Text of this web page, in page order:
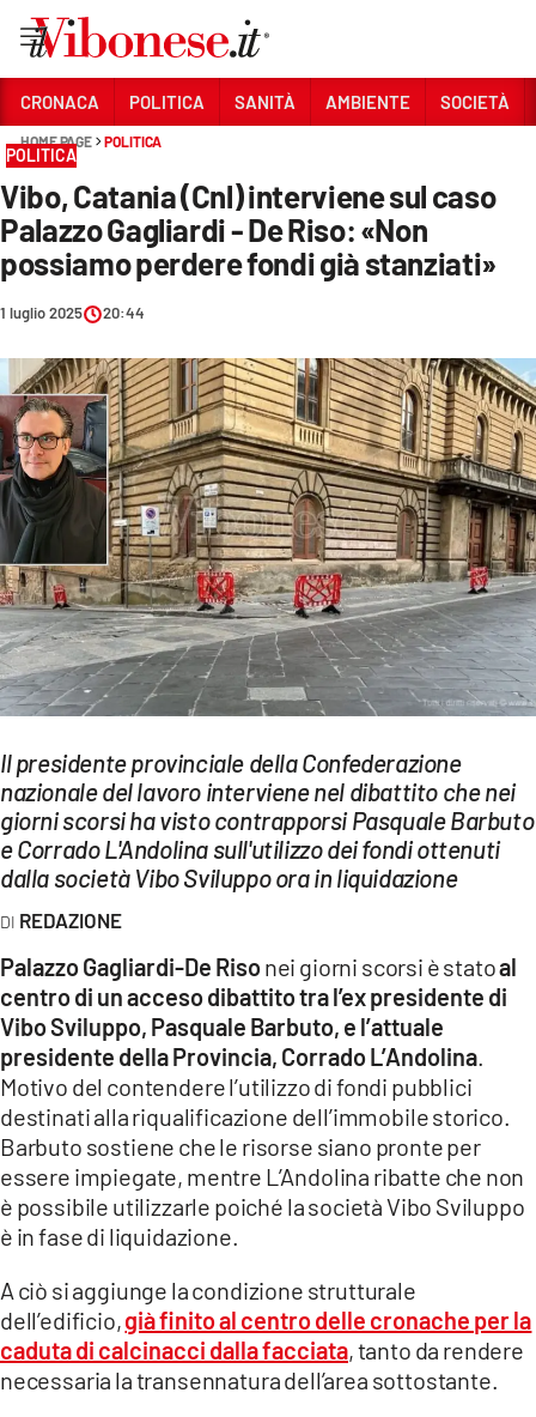
Sezioni
CRONACA
POLITICA
SOCIETÀ
CULTURA
ECONOMIA E LAVORO
EVENTI
SPORT
Streaming
LAC TV
LAC NETWORK
LAC ONAIR
LaC
LACTV.IT
LACONAIR.IT
LACITYMAG.IT
ILREGGINO.IT
COSENZACHANNEL.IT
ILVIBONESE.IT
CATANZAROCHANNEL.IT
LACAPITALENEWS.IT
CRONACA POLITICA SANITÀ AMBIENTE SOCIETÀ
HOME PAGE POLITICA
POLITICA
Vibo, Catania (Cnl) interviene sul caso
Palazzo Gagliardi - De Riso: «Non
possiamo perdere fondi già stanziati»
1 luglio 2025 20:44
Il presidente provinciale della Confederazione
nazionale del lavoro interviene nel dibattito che nei
giorni scorsi ha visto contrapporsi Pasquale Barbuto
e Corrado L'Andolina sull'utilizzo dei fondi ottenuti
dalla società Vibo Sviluppo ora in liquidazione
REDAZIONE
Palazzo Gagliardi-De Risonei giorni scorsi è statoal
centro di un acceso dibattito tra l’ex presidente di
Vibo Sviluppo, Pasquale Barbuto, e l’attuale
presidente della Provincia, Corrado L’Andolina
Motivo del contendere l’utilizzo di fondi pubblici
destinati alla riqualificazione dell’immobile storico.
Barbuto sostiene che le risorse siano pronte per
essere impiegate, mentre L’Andolina ribatte che non
è possibile utilizzarle poiché la società Vibo Sviluppo
è in fase di liquidazione.
A ciò si aggiunge la condizione strutturale
dell’edificio,già finito al centro delle cronache per la
caduta di calcinacci dalla facciata, tanto da rendere
necessaria la transennatura dell’area sottostante.